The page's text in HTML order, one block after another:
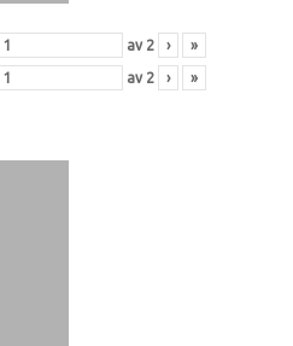
av 2 › »
av 2 › »